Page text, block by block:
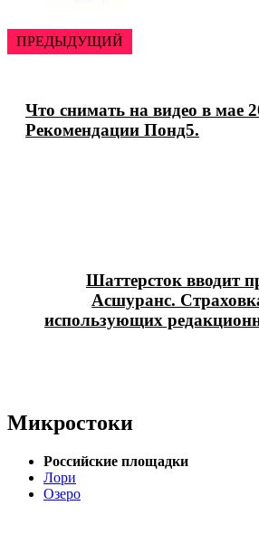
ПРЕДЫДУЩИЙ
Что снимать на видео в мае
Рекомендации Понд5.
Шаттерсток вводит
Асшуранс.
использующих
Микростоки
Российские площадки
Лори
Озеро